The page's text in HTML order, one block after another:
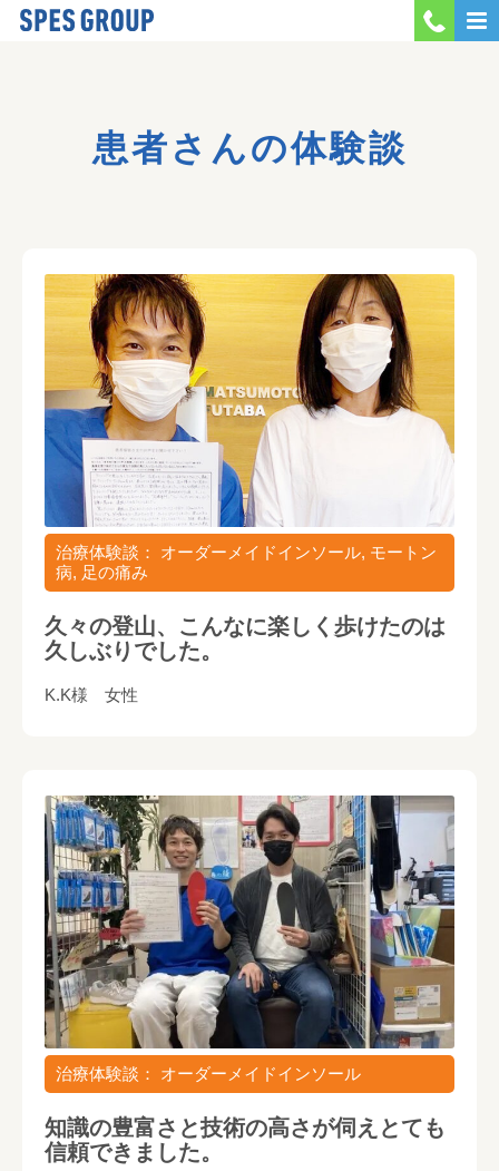
お問い合わせ
患者さんの体験談
治療体験談： オーダーメイドインソール, モートン
病, 足の痛み
久々の登山、こんなに楽しく歩けたのは
久しぶりでした。
K.K様 女性
治療体験談： オーダーメイドインソール
知識の豊富さと技術の高さが伺えとても
信頼できました。